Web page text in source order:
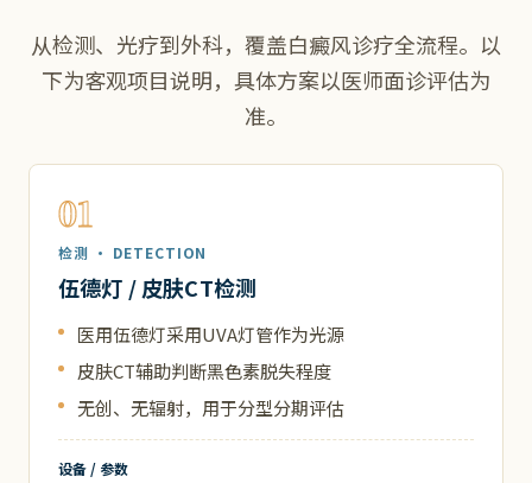
从检测、光疗到外科，覆盖白癜风诊疗全流程。以
下为客观项目说明，具体方案以医师面诊评估为
准。
01
检测 · DETECTION
伍德灯 / 皮肤CT检测
医用伍德灯采用UVA灯管作为光源
皮肤CT辅助判断黑色素脱失程度
无创、无辐射，用于分型分期评估
设备 / 参数